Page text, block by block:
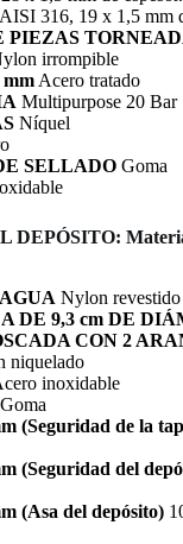
316, 19 x 1,5 mm
PIEZAS
irrompible
mm Acero tratado
Multipurpose 20 Bar
Níquel
SELLADO Goma
DEPÓSITO:
Nylon
DE 9,3 cm DE
CON 2
niquelado
inoxidable
Goma
(Seguridad de la
(Seguridad del
(Asa del depósito)